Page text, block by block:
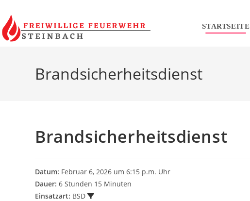
Inhalt
springen
STARTSEITE
Brandsicherheitsdienst
Brandsicherheitsdienst
Datum: Februar 6, 2026 um 6:15 p.m. Uhr
Dauer: 6 Stunden 15 Minuten
Einsatzart: BSD